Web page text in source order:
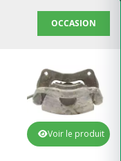
OCCASION
Voir le produit